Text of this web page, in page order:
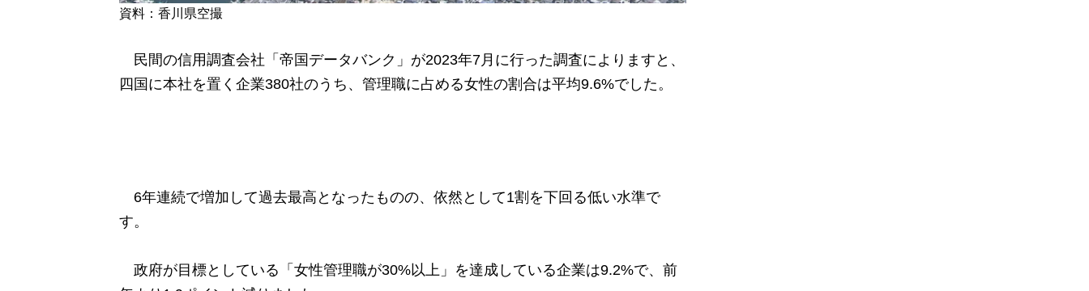
資料：香川県空撮
民間の信用調査会社「帝国データバンク」が2023年7月に行った調査によりますと、
四国に本社を置く企業380社のうち、管理職に占める女性の割合は平均9.6%でした。
6年連続で増加して過去最高となったものの、依然として1割を下回る低い水準で
す。
政府が目標としている「女性管理職が30%以上」を達成している企業は9.2%で、前